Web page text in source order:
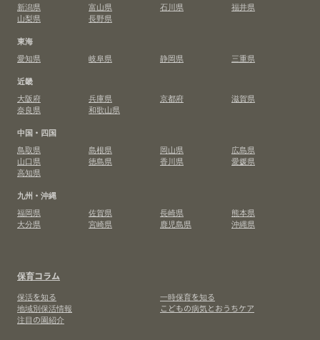
新潟県
富山県 石川県
福井県
山梨県
長野県
東海
愛知県
岐阜県 静岡県
三重県
近畿
大阪府
兵庫県 京都府
滋賀県
奈良県
和歌山県
中国・四国
鳥取県
島根県 岡山県
広島県
山口県
徳島県 香川県
愛媛県
高知県
九州・沖縄
福岡県
佐賀県 長崎県
熊本県
大分県
宮崎県 鹿児島県 沖縄県
保育コラム
保活を知る
一時保育を知る
地域別保活情報
こどもの病気とおうちケア
注目の園紹介